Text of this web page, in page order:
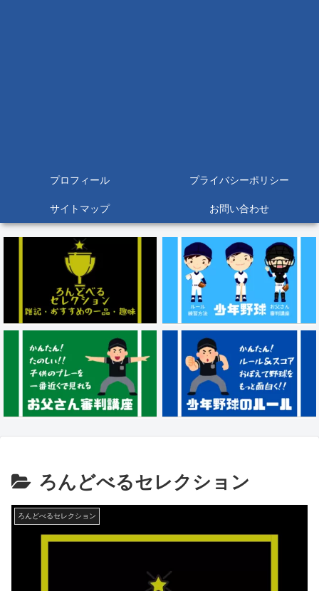
プロフィール プライバシーポリシー
サイトマップ お問い合わせ
ろんどべるセレクション
ろんどべるセレクション